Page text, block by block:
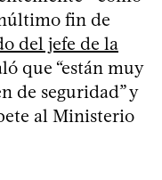
fin de
del jefe de la
que “están muy
de seguridad” y
al Ministerio